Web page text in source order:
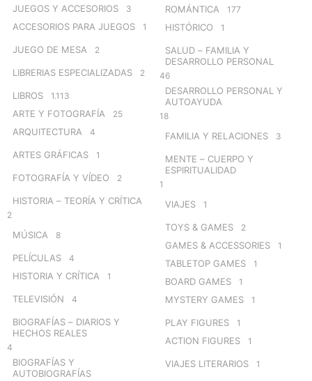
JUEGOS Y ACCESORIOS 3
ACCESORIOS PARA JUEGOS 1
JUEGO DE MESA 2
LIBRERIAS ESPECIALIZADAS 2
LIBROS 1.113
ARTE Y FOTOGRAFÍA 25
ARQUITECTURA 4
ARTES GRÁFICAS 1
FOTOGRAFÍA Y VÍDEO 2
HISTORIA – TEORÍA Y CRÍTICA
2
MÚSICA 8
PELÍCULAS 4
HISTORIA Y CRÍTICA 1
TELEVISIÓN 4
BIOGRAFÍAS – DIARIOS Y
HECHOS REALES
4
BIOGRAFÍAS Y
AUTOBIOGRAFÍAS
ROMÁNTICA 177
HISTÓRICO 1
SALUD – FAMILIA Y
DESARROLLO PERSONAL
46
DESARROLLO PERSONAL Y
AUTOAYUDA
18
FAMILIA Y RELACIONES 3
MENTE – CUERPO Y
ESPIRITUALIDAD
1
VIAJES 1
TOYS & GAMES 2
GAMES & ACCESSORIES 1
TABLETOP GAMES 1
BOARD GAMES 1
MYSTERY GAMES 1
PLAY FIGURES 1
ACTION FIGURES 1
VIAJES LITERARIOS 1